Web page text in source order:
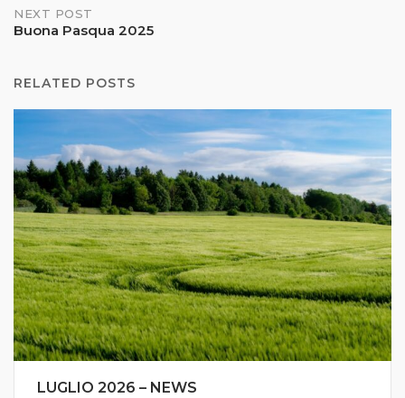
NEXT POST
Buona Pasqua 2025
RELATED POSTS
LUGLIO 2026 – NEWS